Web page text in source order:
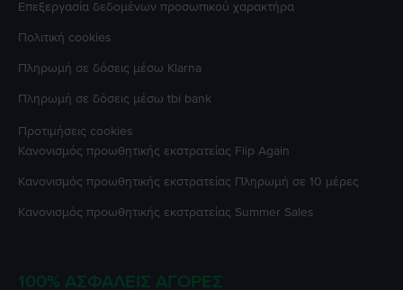
Επεξεργασία δεδομένων προσωπικού χαρακτήρα
Πολιτική cookies
Πληρωμή σε δόσεις μέσω Klarna
Πληρωμή σε δόσεις μέσω tbi bank
Προτιμήσεις cookies
Κανονισμός προωθητικής εκστρατείας Flip Again
Κανονισμός προωθητικής εκστρατείας Πληρωμή σε 10 μέρες
Κανονισμός προωθητικής εκστρατείας Summer Sales
100% ΑΣΦΑΛΕΊΣ ΑΓΟΡΈΣ